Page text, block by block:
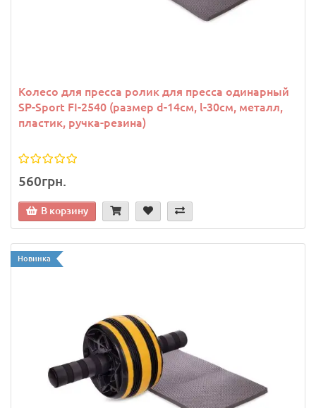
Колесо для пресса ролик для пресса одинарный
SP-Sport FI-2540 (размер d-14см, l-30см, металл,
пластик, ручка-резина)
560грн.
В корзину
Новинка